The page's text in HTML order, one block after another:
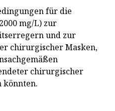
für die
mg/L) zur
und zur
chirurgischer Masken,
chirurgischer
könnten.